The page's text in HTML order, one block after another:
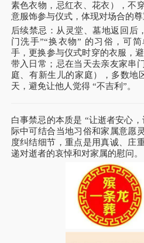
素色衣物，忌红衣、花衣），不
意服饰参与仪式，体现对场合的尊
后续禁忌：从灵堂、墓地返回后
门洗手”“换衣物” 的习俗，可
手，更换参与仪式时穿的衣服，
带入日常；忌在当天去亲友家串
庭、有新生儿的家庭），多数地
天，避免让他人觉得 “不吉利”。
白事禁忌的本质是 “让逝者安心
际中可结合当地习俗和家属意愿
度纠结细节，重点是用真诚、庄
递对逝者的哀悼和对家属的慰问。